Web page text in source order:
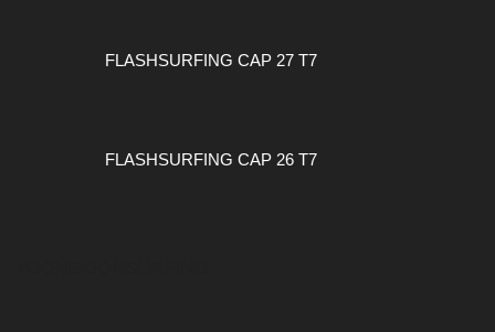
FLASHSURFING CAP 27 T7
FLASHSURFING CAP 26 T7